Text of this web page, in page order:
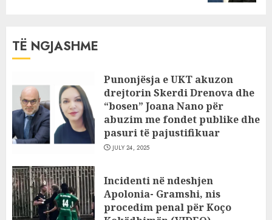
TË NGJASHME
Punonjësja e UKT akuzon
drejtorin Skerdi Drenova dhe
“bosen” Joana Nano për
abuzim me fondet publike dhe
pasuri të pajustifikuar
JULY 24, 2025
Incidenti në ndeshjen
Apolonia- Gramshi, nis
procedim penal për Koço